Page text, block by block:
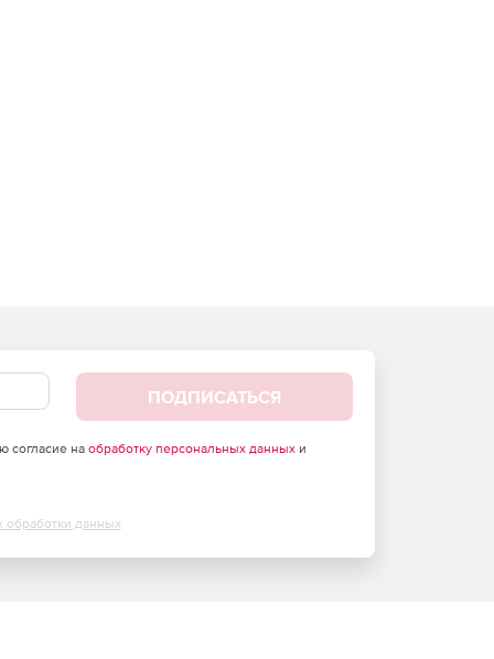
ПОДПИСАТЬСЯ
согласие на обработку персональных данныхи
обработки данных